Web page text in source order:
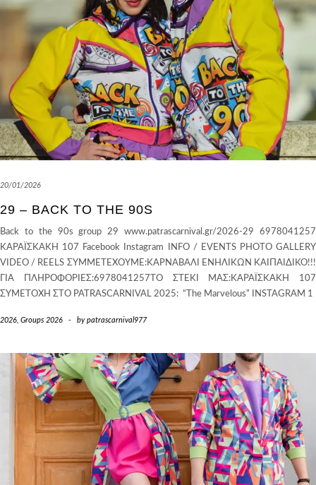
20/01/2026
29 – BACK TO THE 90S
Back to the 90s group 29 www.patrascarnival.gr/2026-29 6978041257
ΚΑΡΑΪΣΚΆΚΗ 107 Facebook Instagram INFO / EVENTS PHOTO GALLERY
VIDEO / REELS ΣΥΜΜΕΤΈΧΟΥΜΕ:ΚΑΡΝΑΒΑΛΙ ΕΝΗΛΙΚΩΝ ΚΑΙΠΑΙΔΙΚΟ!!!
ΓΙΑ ΠΛΗΡΟΦΟΡΊΕΣ:6978041257ΤΟ ΣΤΈΚΙ ΜΑΣ:ΚΑΡΑΪΣΚΆΚΗ 107
ΣΥΜΕΤΟΧΗ ΣΤΟ PATRASCARNIVAL 2025: “The Marvelous” INSTAGRAM 1
2026 Groups 2026 - bypatrascarnival977